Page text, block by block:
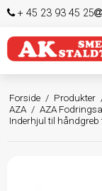
+ 45 23 93 45 25
Forside / Produkter
AZA / AZA
Inderhjul til håndgreb